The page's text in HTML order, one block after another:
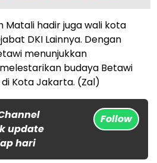
Matali hadir juga wali kota
DKI Lainnya. Dengan
menunjukkan
budaya Betawi
Kota Jakarta. (Zal)
update
hari
Follow